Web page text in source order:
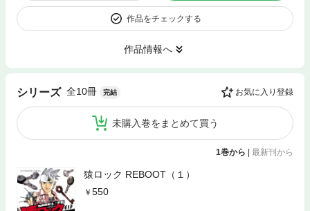
作品をチェックする
作品情報へ
シリーズ 全10冊 完結 お気に入り登録
未購入巻をまとめて買う
1巻から | 最新刊から
猿ロック REBOOT（１）
550